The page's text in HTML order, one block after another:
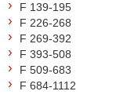
F 139-195
F 226-268
F 269-392
F 393-508
F 509-683
F 684-1112